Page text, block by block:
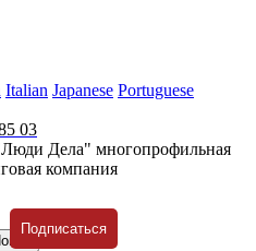
Italian Japanese Portuguese
03
Дела" многопрофильная
компания
Подписаться